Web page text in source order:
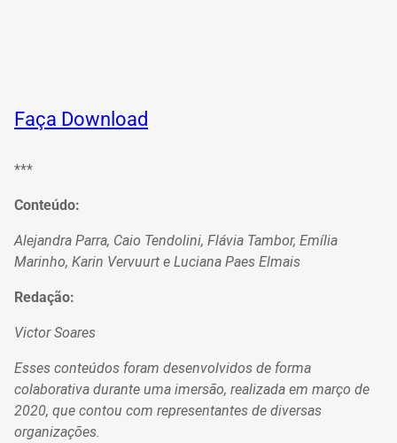
Faça Download
***
Conteúdo:
Alejandra Parra, Caio Tendolini, Flávia Tambor, Emília
Marinho, Karin Vervuurt e Luciana Paes Elmais
Redação:
Victor Soares
Esses conteúdos foram desenvolvidos de forma
colaborativa durante uma imersão, realizada em março de
2020, que contou com representantes de diversas
organizações.